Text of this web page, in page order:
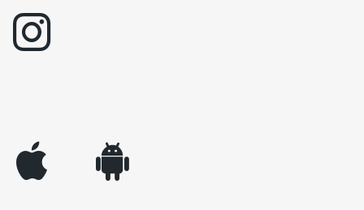
instagram
appleinc android